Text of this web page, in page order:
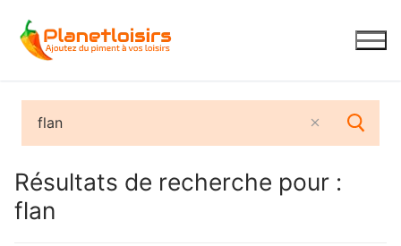
contenu
Résultats de recherche pour :
flan